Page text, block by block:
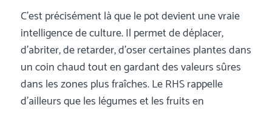
C’est précisément là que le pot devient une vraie
intelligence de culture. Il permet de déplacer,
d’abriter, de retarder, d’oser certaines plantes dans
un coin chaud tout en gardant des valeurs sûres
dans les zones plus fraîches. Le RHS rappelle
d’ailleurs que les légumes et les fruits en